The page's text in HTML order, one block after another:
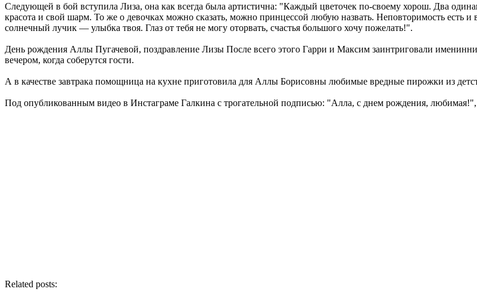
Следующей в бой вступила Лиза, она как всегда была артистична: "Каждый цветочек по-своему хорош. Два
красота и свой шарм. То же о девочках можно сказать, можно принцессой любую назвать. Неповторимость есть
солнечный лучик — улыбка твоя. Глаз от тебя не могу оторвать, счастья большого хочу пожелать!".
День рождения Аллы Пугачевой, поздравление Лизы После всего этого Гарри и Максим заинтриговали
вечером, когда соберутся гости.
А в качестве завтрака помощница на кухне приготовила для Аллы Борисовны любимые вредные пирожки из
Под опубликованным видео в Инстаграме Галкина с трогательной подписью: "Алла, с днем рождения, любимая!",
Related posts: